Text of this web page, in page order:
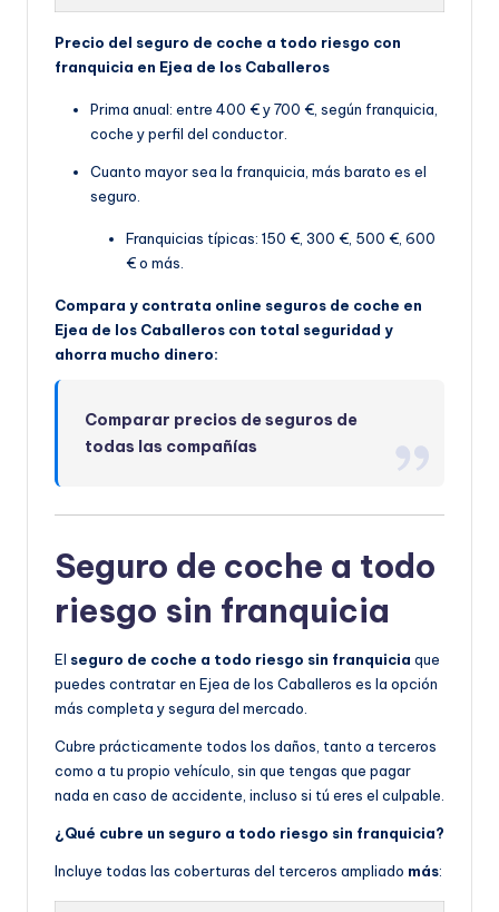
Precio del seguro de coche a todo riesgo con
franquicia en Ejea de los Caballeros
Prima anual: entre 400 € y 700 €, según franquicia,
coche y perfil del conductor.
Cuanto mayor sea la franquicia, más barato es el
seguro.
Franquicias típicas: 150 €, 300 €, 500 €, 600
€ o más.
Compara y contrata online seguros de coche en
Ejea de los Caballeros con total seguridad y
ahorra mucho dinero:
Comparar precios de seguros de
todas las compañías
Seguro de coche a todo
riesgo sin franquicia
El seguro de coche a todo riesgo sin franquicia que
puedes contratar en Ejea de los Caballeros es la opción
más completa y segura del mercado.
Cubre prácticamente todos los daños, tanto a terceros
como a tu propio vehículo, sin que tengas que pagar
nada en caso de accidente, incluso si tú eres el culpable.
¿Qué cubre un seguro a todo riesgo sin franquicia?
Incluye todas las coberturas del terceros ampliado más: